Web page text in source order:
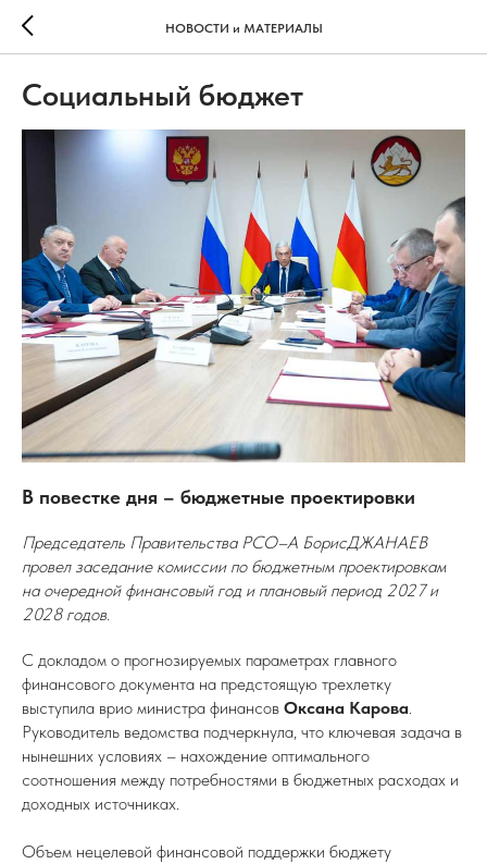
НОВОСТИ и МАТЕРИАЛЫ
Социальный бюджет
В повестке дня – бюджетные проектировки
Председатель Правительства РСО–А БорисДЖАНАЕВ
провел заседание комиссии по бюджетным проектировкам
на очередной финансовый год и плановый период 2027 и
2028 годов.
С докладом о прогнозируемых параметрах главного
финансового документа на предстоящую трехлетку
выступила врио министра финансов Оксана Карова.
Руководитель ведомства подчеркнула, что ключевая задача в
нынешних условиях – нахождение оптимального
соотношения между потребностями в бюджетных расходах и
доходных источниках.
Объем нецелевой финансовой поддержки бюджету